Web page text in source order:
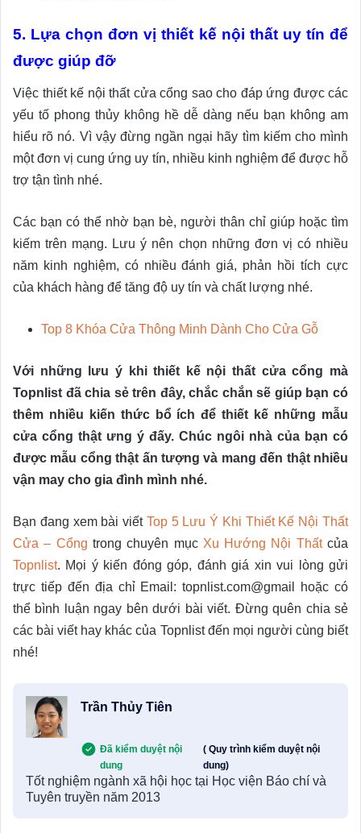
5. Lựa chọn đơn vị thiết kế nội thất uy tín để
được giúp đỡ
Việc thiết kế nội thất cửa cổng sao cho đáp ứng được các
yếu tố phong thủy không hề dễ dàng nếu bạn không am
hiểu rõ nó. Vì vậy đừng ngần ngại hãy tìm kiếm cho mình
một đơn vị cung ứng uy tín, nhiều kinh nghiệm để được hỗ
trợ tận tình nhé.
Các bạn có thể nhờ bạn bè, người thân chỉ giúp hoặc tìm
kiếm trên mạng. Lưu ý nên chọn những đơn vị có nhiều
năm kinh nghiệm, có nhiều đánh giá, phản hồi tích cực
của khách hàng để tăng độ uy tín và chất lượng nhé.
Top 8 Khóa Cửa Thông Minh Dành Cho Cửa Gỗ
Với những lưu ý khi thiết kế nội thất cửa cổng mà
Topnlist đã chia sẻ trên đây, chắc chắn sẽ giúp bạn có
thêm nhiều kiến thức bổ ích để thiết kế những mẫu
cửa cổng thật ưng ý đấy. Chúc ngôi nhà của bạn có
được mẫu cổng thật ấn tượng và mang đến thật nhiều
vận may cho gia đình mình nhé.
Bạn đang xem bài viết Top 5 Lưu Ý Khi Thiết Kế Nội Thất
Cửa – Cổng trong chuyên mục Xu Hướng Nội Thấtcủa
Topnlist. Mọi ý kiến đóng góp, đánh giá xin vui lòng gửi
trực tiếp đến địa chỉ Email: topnlist.com@gmail hoặc có
thể bình luận ngay bên dưới bài viết. Đừng quên chia sẻ
các bài viết hay khác của Topnlist đến mọi người cùng biết
nhé!
Trần Thủy Tiên
Đã kiểm duyệt nội
dung
( Quy trình kiểm duyệt nội
dung)
Tốt nghiệm ngành xã hội học tại Học viện Báo chí và
Tuyên truyền năm 2013